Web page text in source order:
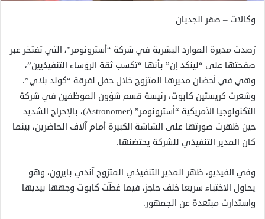
وكالات – صقر الجديان
رُصدت مديرة الموارد البشرية في شركة “أسترونومر”، التي تفتخر عبر
صفحتها على “لينكد إن” بأنها “تكسب ثقة الرؤساء التنفيذيين”،
وهي في أحضان مديرها المتزوج خلال حفل لفرقة “كولد بلاي”.
وشعرت كريستين كابوت، رئيسة قسم شؤون الموظفين في شركة
التكنولوجيا الأمريكية “أسترونومر” (Astronomer)، بالإحراج الشديد
حين ظهرت صورتها على الشاشة الكبيرة أمام آلاف الحاضرين، بينما
كان المدير التنفيذي للشركة يحتضنها.
وفي الفيديو، ظهر المدير التنفيذي المتزوج آندي بايرون، وهو
يحاول الاختباء سريعا خلف حاجز، فيما غطّت كابوت وجهها بيديها
واستدارت مبتعدة عن الجمهور.